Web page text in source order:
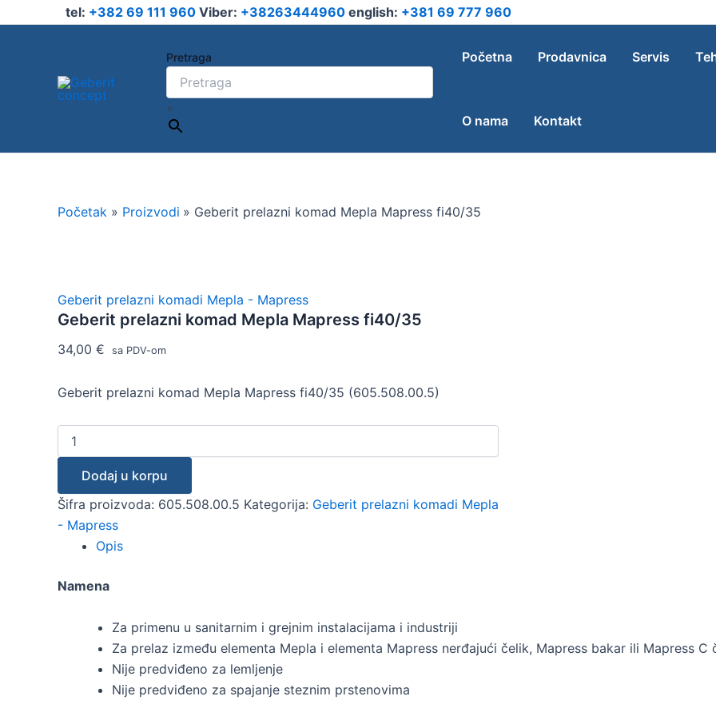
tel: +382 69 111 960 Viber: +38263444960 english: +381 69 777 960
Pretraga
×
Početna Prodavnica Servis
O nama Kontakt
Početak Proizvodi Geberit prelazni komad Mepla Mapress fi40/35
Geberit prelazni komadi Mepla - Mapress
Geberit prelazni komad Mepla Mapress fi40/35
34,00 € sa PDV-om
Geberit prelazni komad Mepla Mapress fi40/35 (605.508.00.5)
Geberit
prelazni
fi40/35
količina
Dodaj u korpu
Šifra proizvoda: 605.508.00.5 Kategorija: Geberit prelazni komadi Mepla
- Mapress
Opis
Namena
Za primenu u sanitarnim i grejnim instalacijama i industriji
Za prelaz između elementa Mepla i elementa Mapress nerđajući čelik, Mapress bakar ili Mapress C
Nije predviđeno za lemljenje
Nije predviđeno za spajanje steznim prstenovima